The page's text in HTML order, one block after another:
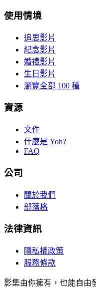
使用情境
追思影片
紀念影片
婚禮影片
生日影片
瀏覽全部 100 種
資源
文件
什麼是 Yoh?
FAQ
公司
關於我們
部落格
法律資訊
隱私權政策
服務條款
影集由你擁有，也能自由